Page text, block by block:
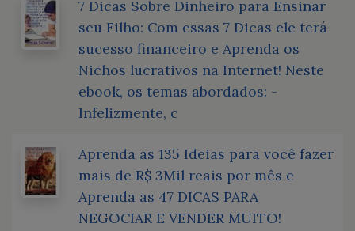
7 Dicas Sobre Dinheiro para Ensinar
seu Filho: Com essas 7 Dicas ele terá
sucesso financeiro e Aprenda os
Nichos lucrativos na Internet! Neste
ebook, os temas abordados: -
Infelizmente, c
Aprenda as 135 Ideias para você fazer
mais de R$ 3Mil reais por mês e
Aprenda as 47 DICAS PARA
NEGOCIAR E VENDER MUITO!